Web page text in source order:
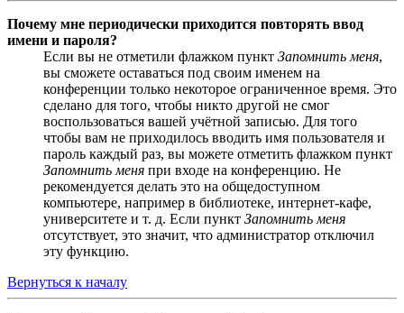
Почему мне периодически приходится повторять ввод
имени и пароля?
Если вы не отметили флажком пункт Запомнить меня,
вы сможете оставаться под своим именем на
конференции только некоторое ограниченное время. Это
сделано для того, чтобы никто другой не смог
воспользоваться вашей учётной записью. Для того
чтобы вам не приходилось вводить имя пользователя и
пароль каждый раз, вы можете отметить флажком пункт
Запомнить меня при входе на конференцию. Не
рекомендуется делать это на общедоступном
компьютере, например в библиотеке, интернет-кафе,
университете и т. д. Если пункт Запомнить меня
отсутствует, это значит, что администратор отключил
эту функцию.
Вернуться к началу